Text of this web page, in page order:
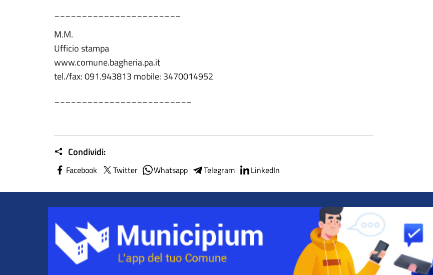
M.M.
Ufficio stampa
www.comune.bagheria.pa.it
tel./fax: 091.943813 mobile: 3470014952
Condividi:
Facebook Twitter Whatsapp Telegram LinkedIn